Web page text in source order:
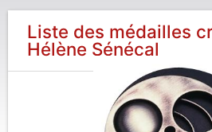
Liste des médailles
Hélène Sénécal